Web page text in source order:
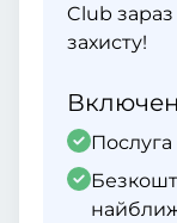
Club зараз
захисту!
Послуга